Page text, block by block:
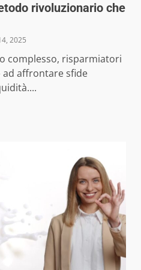
rivoluzionario che
2025
complesso, risparmiatori
affrontare sfide